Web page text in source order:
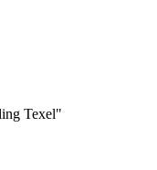
Texel"